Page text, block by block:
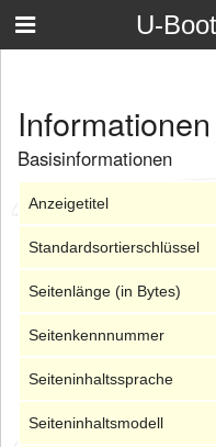
U-
Informationen
Basisinformationen
Anzeigetitel
Standardsortierschlüssel
Seitenlänge (in Bytes)
Seitenkennnummer
Seiteninhaltssprache
Seiteninhaltsmodell